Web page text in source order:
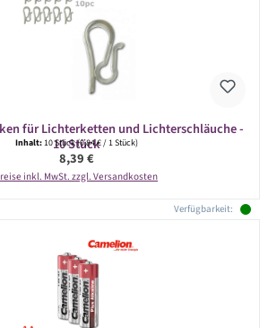
für Lichterketten und Lichterschläuche -
10 Stück
Inhalt:10 Stück(0,84 € / 1 Stück)
Regulärer Preis:
8,39 €
inkl. MwSt. zzgl. Versandkosten
Verfügbarkeit: